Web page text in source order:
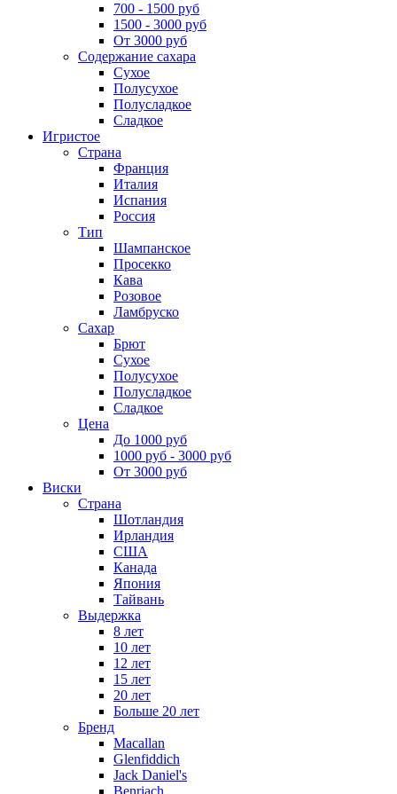
700 - 1500 руб
1500 - 3000 руб
От 3000 руб
Содержание сахара
Сухое
Полусухое
Полусладкое
Сладкое
Игристое
Страна
Франция
Италия
Испания
Россия
Тип
Шампанское
Просекко
Кава
Розовое
Ламбруско
Сахар
Брют
Сухое
Полусухое
Полусладкое
Сладкое
Цена
До 1000 руб
1000 руб - 3000 руб
От 3000 руб
Виски
Страна
Шотландия
Ирландия
США
Канада
Япония
Тайвань
Выдержка
8 лет
10 лет
12 лет
15 лет
20 лет
Больше 20 лет
Бренд
Macallan
Glenfiddich
Jack Daniel's
Benriach